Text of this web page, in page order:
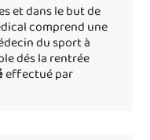
et dans le but de
comprend une
du sport à
dés la rentrée
effectué par